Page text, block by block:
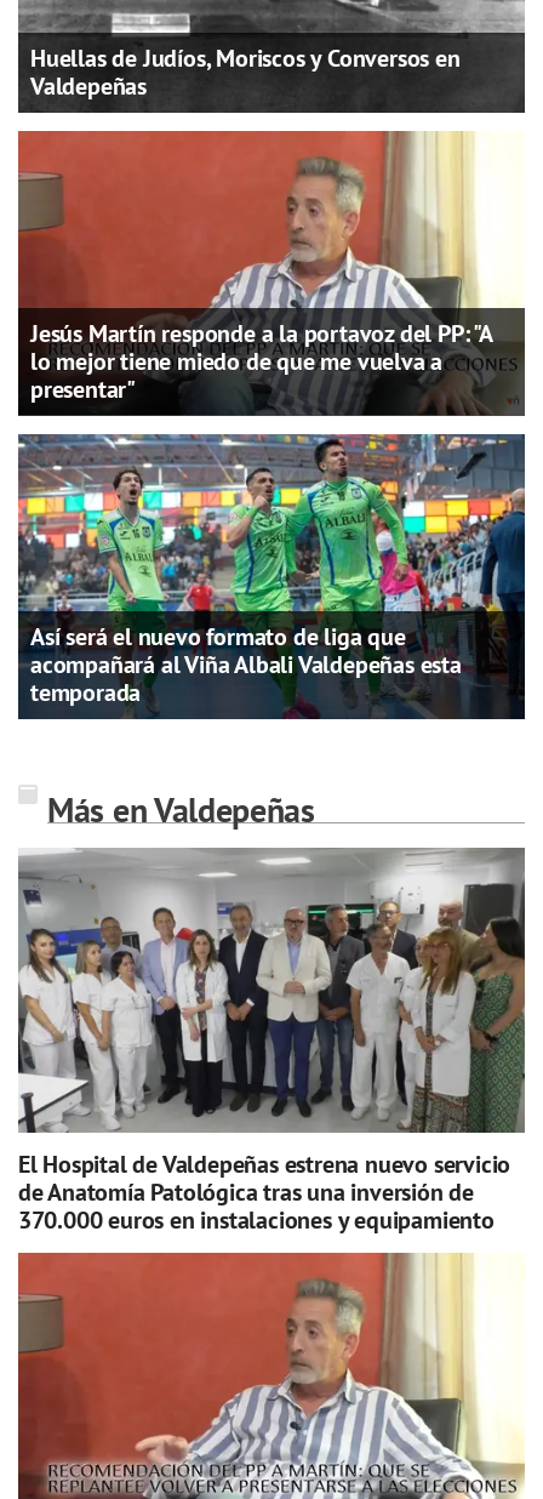
Huellas de Judíos, Moriscos y Conversos en
Valdepeñas
Jesús Martín responde a la portavoz del PP: "A
lo mejor tiene miedo de que me vuelva a
presentar"
Así será el nuevo formato de liga que
acompañará al Viña Albali Valdepeñas esta
temporada
Más en Valdepeñas
El Hospital de Valdepeñas estrena nuevo servicio
de Anatomía Patológica tras una inversión de
370.000 euros en instalaciones y equipamiento